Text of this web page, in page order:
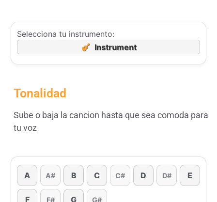
Selecciona tu instrumento:
Instrument
Tonalidad
Sube o baja la cancion hasta que sea comoda para
tu voz
A A# B C C# D D# E
F F# G G#